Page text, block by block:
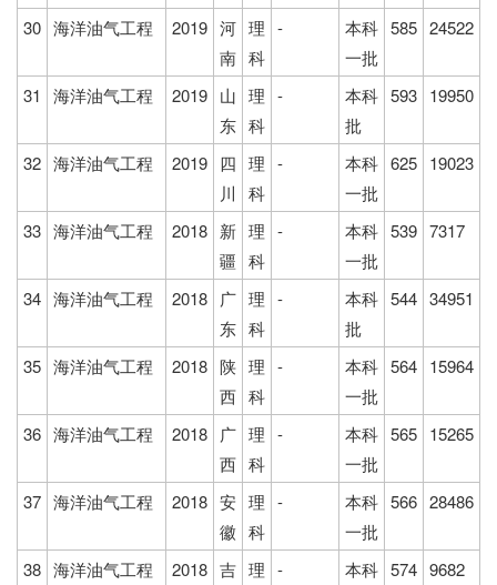
30 海洋油气工程 2019 河
南
理
科
-
本科
一批
585 24522
31 海洋油气工程 2019 山
东
理
科
-
本科
批
593 19950
32 海洋油气工程 2019 四
川
理
科
-
本科
一批
625 19023
33 海洋油气工程 2018 新
疆
理
科
-
本科
一批
539 7317
34 海洋油气工程 2018
广
东
理
科
-
本科
批
544 34951
35 海洋油气工程 2018 陕
西
理
科
-
本科
一批
564 15964
36 海洋油气工程 2018
广
西
理
科
-
本科
一批
565 15265
37 海洋油气工程 2018 安
徽
理
科
-
本科
一批
566 28486
38 海洋油气工程
2018 吉 理 -
本科 574 9682